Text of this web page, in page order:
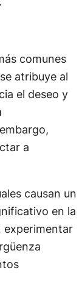
comunes
atribuye al
el deseo y
a
causan un
en la
experimentar